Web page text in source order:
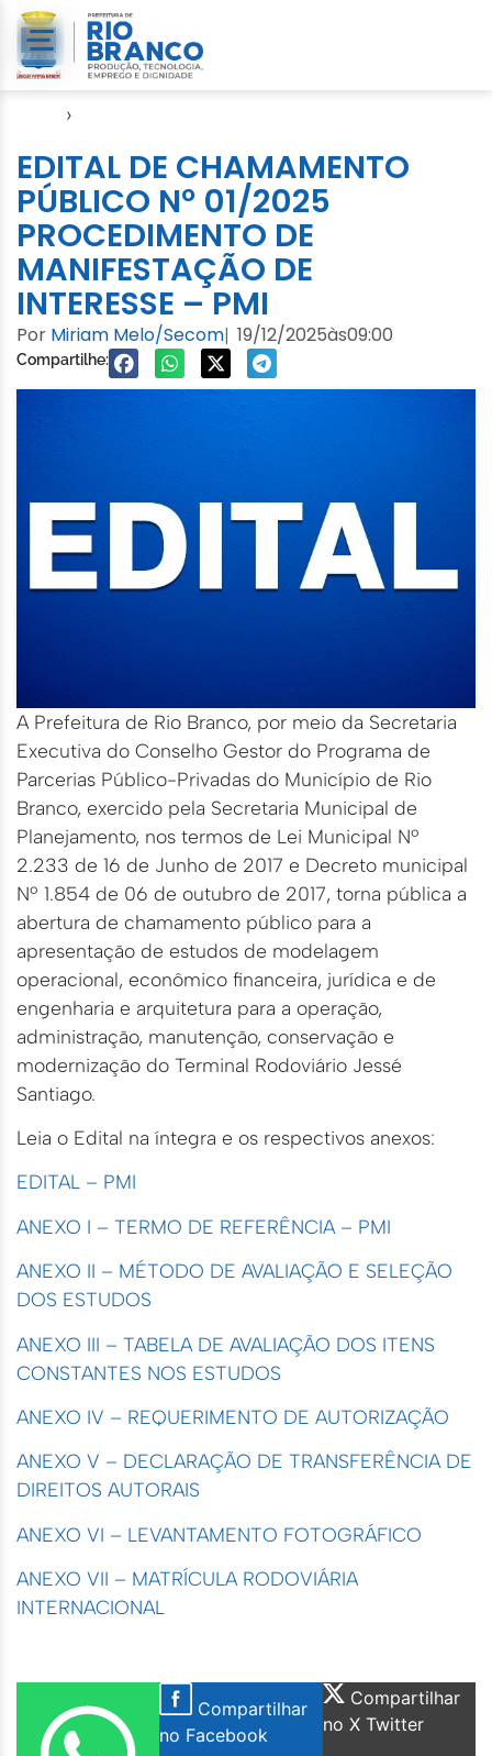
›
EDITAL DE CHAMAMENTO
PÚBLICO Nº 01/2025
PROCEDIMENTO DE
MANIFESTAÇÃO DE
INTERESSE – PMI
Por Miriam Melo/Secom| 19/12/2025às09:00
Compartilhe:
A Prefeitura de Rio Branco, por meio da Secretaria
Executiva do Conselho Gestor do Programa de
Parcerias Público-Privadas do Município de Rio
Branco, exercido pela Secretaria Municipal de
Planejamento, nos termos de Lei Municipal Nº
2.233 de 16 de Junho de 2017 e Decreto municipal
Nº 1.854 de 06 de outubro de 2017, torna pública a
abertura de chamamento público para a
apresentação de estudos de modelagem
operacional, econômico financeira, jurídica e de
engenharia e arquitetura para a operação,
administração, manutenção, conservação e
modernização do Terminal Rodoviário Jessé
Santiago.
Leia o Edital na íntegra e os respectivos anexos:
EDITAL – PMI
ANEXO I – TERMO DE REFERÊNCIA – PMI
ANEXO II – MÉTODO DE AVALIAÇÃO E SELEÇÃO
DOS ESTUDOS
ANEXO III – TABELA DE AVALIAÇÃO DOS ITENS
CONSTANTES NOS ESTUDOS
ANEXO IV – REQUERIMENTO DE AUTORIZAÇÃO
ANEXO V – DECLARAÇÃO DE TRANSFERÊNCIA DE
DIREITOS AUTORAIS
ANEXO VI – LEVANTAMENTO FOTOGRÁFICO
ANEXO VII – MATRÍCULA RODOVIÁRIA
INTERNACIONAL
Compartilhar
no Facebook
Compartilhar
no X Twitter